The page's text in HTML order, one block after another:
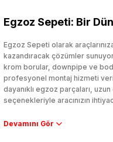
Egzoz Sepeti: Bir
Egzoz Sepeti olarak
kazandıracak çözümler
krom borular, downpipe ve
profesyonel montaj hizmeti
dayanıklı egzoz parçaları,
seçenekleriyle aracınızın
Performans artışı isteyen